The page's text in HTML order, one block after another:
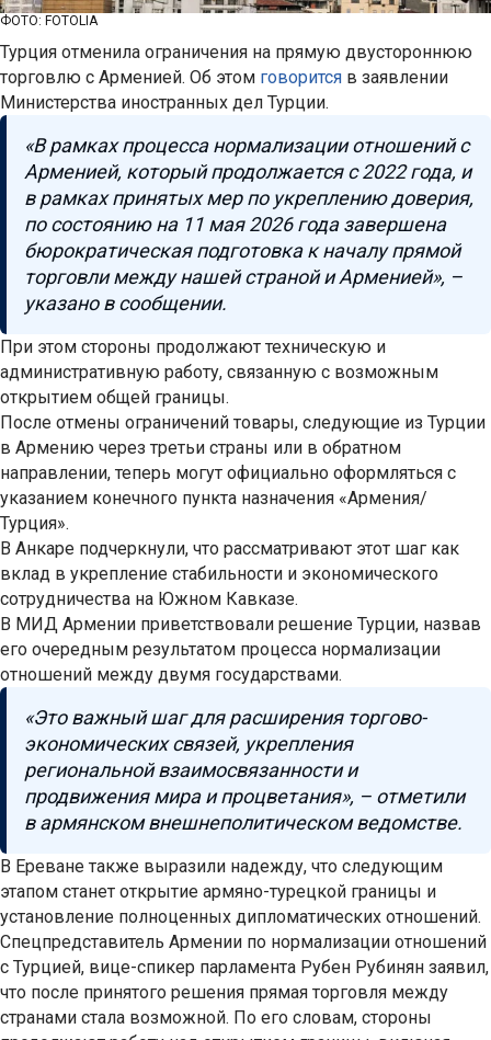
ФОТО: FOTOLIA
Турция отменила ограничения на прямую двустороннюю
торговлю с Арменией. Об этом говорится в заявлении
Министерства иностранных дел Турции.
«В рамках процесса нормализации отношений с
Арменией, который продолжается с 2022 года, и
в рамках принятых мер по укреплению доверия,
по состоянию на 11 мая 2026 года завершена
бюрократическая подготовка к началу прямой
торговли между нашей страной и Арменией», –
указано в сообщении.
При этом стороны продолжают техническую и
административную работу, связанную с возможным
открытием общей границы.
После отмены ограничений товары, следующие из Турции
в Армению через третьи страны или в обратном
направлении, теперь могут официально оформляться с
указанием конечного пункта назначения «Армения/
Турция».
В Анкаре подчеркнули, что рассматривают этот шаг как
вклад в укрепление стабильности и экономического
сотрудничества на Южном Кавказе.
В МИД Армении приветствовали решение Турции, назвав
его очередным результатом процесса нормализации
отношений между двумя государствами.
«Это важный шаг для расширения торгово-
экономических связей, укрепления
региональной взаимосвязанности и
продвижения мира и процветания», – отметили
в армянском внешнеполитическом ведомстве.
В Ереване также выразили надежду, что следующим
этапом станет открытие армяно-турецкой границы и
установление полноценных дипломатических отношений.
Спецпредставитель Армении по нормализации отношений
с Турцией, вице-спикер парламента Рубен Рубинян заявил,
что после принятого решения прямая торговля между
странами стала возможной. По его словам, стороны